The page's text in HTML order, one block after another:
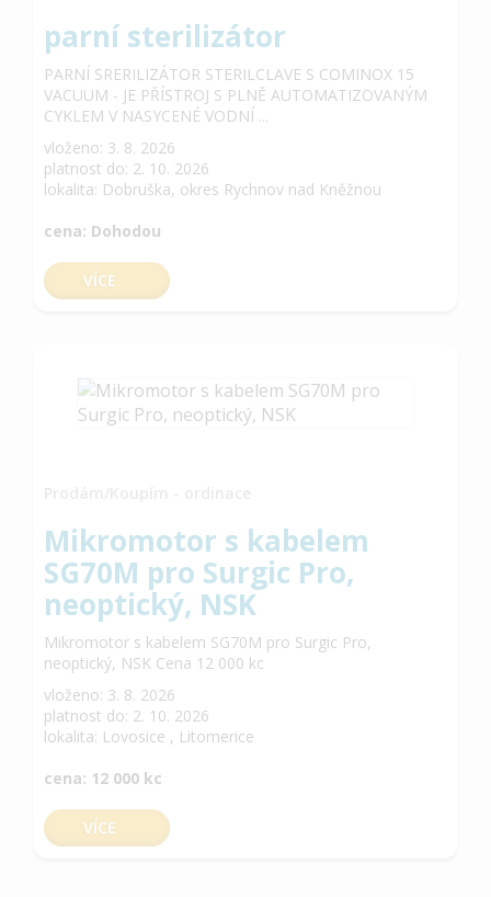
parní sterilizátor
PARNÍ SRERILIZÁTOR STERILCLAVE S COMINOX 15
VACUUM - JE PŘÍSTROJ S PLNĚ AUTOMATIZOVANÝM
CYKLEM V NASYCENÉ VODNÍ ...
vloženo: 3. 8. 2026
platnost do: 2. 10. 2026
lokalita: Dobruška, okres Rychnov nad Kněžnou
cena: Dohodou
VÍCE
Mikromotor s kabelem
SG70M pro Surgic Pro,
neoptický, NSK
Mikromotor s kabelem SG70M pro Surgic Pro,
neoptický, NSK Cena 12 000 kc
vloženo: 3. 8. 2026
platnost do: 2. 10. 2026
lokalita: Lovosice , Litomerice
cena: 12 000 kc
VÍCE